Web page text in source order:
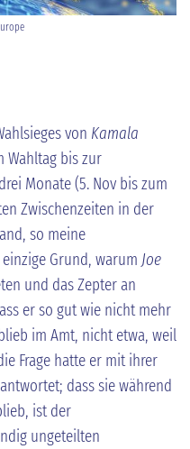
von Kamala
Wahltag bis zur
Monate (5. Nov bis zum
Zwischenzeiten in der
so meine
Grund, warum Joe
und das Zepter an
er so gut wie nicht mehr
im Amt, nicht etwa, weil
Frage hatte er mit ihrer
dass sie während
ist der
ungeteilten